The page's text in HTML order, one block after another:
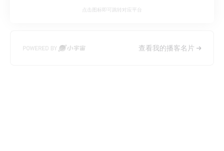
点击图标即可跳转对应平台
查看我的播客名片